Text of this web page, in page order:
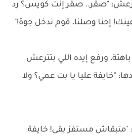
"صقر.. صقر إنت كويس؟ رد
إحنا وصلنا، قوم ندخل جوة!"
ورفع إيده اللي بتترعش
"خايفة عليا يا بت عمي؟ ولا
مستفز بقى! خايفة